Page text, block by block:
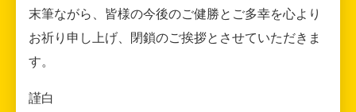
末筆ながら、皆様の今後のご健勝とご多幸を心より
お祈り申し上げ、閉鎖のご挨拶とさせていただきま
す。
謹白